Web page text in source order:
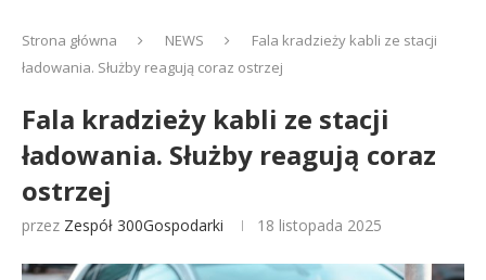
Strona główna NEWS
Fala kradzieży kabli ze stacji
ładowania. Służby reagują coraz ostrzej
Fala kradzieży kabli ze stacji
ładowania. Służby reagują coraz
ostrzej
przez Zespół 300Gospodarki 18 listopada 2025